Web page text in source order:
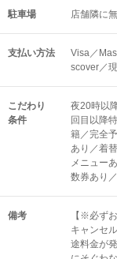
駐車場 店舗隣に
支払い方法
Visa／
scover／
こだわり
条件
夜20時以
回目以降
籍／完全
あり／着
メニュー
数券あり
備考
【※必ず
キャンセ
途料金が